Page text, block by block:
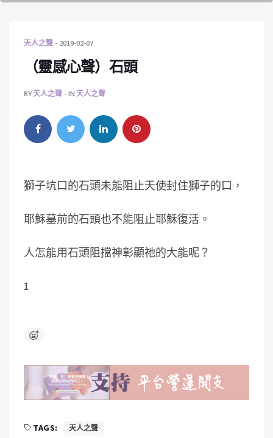
天人之聲 2019-02-07
（靈感心聲）石頭
BY天人之聲 IN 天人之聲
獅子坑口的石頭未能阻止天使封住獅子的口，
耶穌墓前的石頭也不能阻止耶穌復活。
人怎能用石頭阻擋神彰顯祂的大能呢？
1
TAGS: 天人之聲